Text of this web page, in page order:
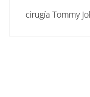
cirugía Tommy